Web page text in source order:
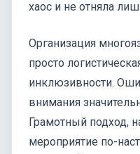
хаос и не отняла
Организация
просто
инклюзивности.
внимания
Грамотный подход,
мероприятие по-